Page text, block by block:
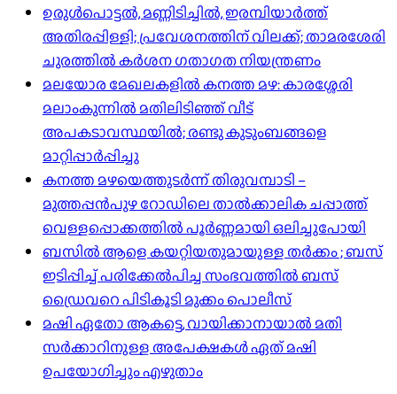
ഉരുൾപൊട്ടൽ, മണ്ണിടിച്ചിൽ, ഇരമ്പിയാര്‍ത്ത്
അതിരപ്പിള്ളി; പ്രവേശനത്തിന് വിലക്ക്; താമരശേരി
ചുരത്തില്‍ കര്‍ശന ഗതാഗത നിയന്ത്രണം
മലയോര മേഖലകളിൽ കനത്ത മഴ: കാരശ്ശേരി
മലാംകുന്നിൽ മതിലിടിഞ്ഞ് വീട്
അപകടാവസ്ഥയിൽ; രണ്ടു കുടുംബങ്ങളെ
മാറ്റിപ്പാർപ്പിച്ചു
കനത്ത മഴയെത്തുടർന്ന് തിരുവമ്പാടി –
മുത്തപ്പൻപുഴ റോഡിലെ താൽക്കാലിക ചപ്പാത്ത്
വെള്ളപ്പൊക്കത്തിൽ പൂർണ്ണമായി ഒലിച്ചുപോയി
ബസിൽ ആളെ കയറ്റിയതുമായുള്ള തർക്കം ; ബസ്
ഇടിപ്പിച്ച് പരിക്കേൽപിച്ച സംഭവത്തിൽ ബസ്
ഡ്രൈവറെ പിടികൂടി മുക്കം പൊലീസ്
മഷി ഏതോ ആകട്ടെ, വായിക്കാനായാൽ മതി​
സർക്കാറിനുള്ള അപേക്ഷകൾ ഏത് മഷി
ഉപയോഗിച്ചും എഴുതാം